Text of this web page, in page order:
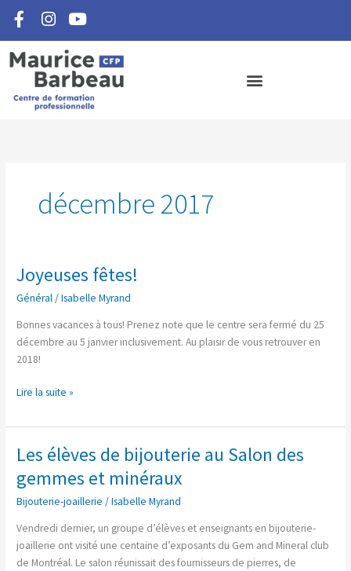
contenu
F
a
c
e
b
o
I
n
s
t
a
g
r
Y
o
u
t
u
b
e
décembre 2017
Joyeuses fêtes!
Général/Isabelle Myrand
Bonnes vacances à tous! Prenez note que le centre sera fermé du 25
décembre au 5 janvier inclusivement. Au plaisir de vous retrouver en
2018!
Joyeuses
fêtes!
Lire la suite »
Les élèves de bijouterie au Salon des
gemmes et minéraux
Bijouterie-joaillerie /Isabelle Myrand
Vendredi dernier, un groupe d’élèves et enseignants en bijouterie-
joaillerie ont visité une centaine d’exposants du Gem and Mineral club
de Montréal. Le salon réunissait des fournisseurs de pierres, de
Les
de
bijouterie
des